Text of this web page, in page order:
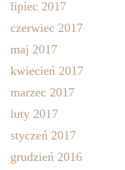
lipiec 2017
czerwiec 2017
maj 2017
kwiecień 2017
marzec 2017
luty 2017
styczeń 2017
grudzień 2016